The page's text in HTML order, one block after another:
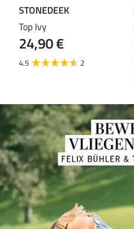
STONEDEEK
Top Ivy
24,90 €
4.5 2